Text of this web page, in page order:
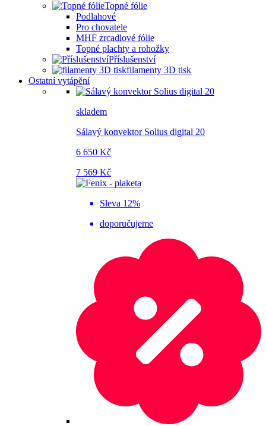
Topné fólie
Podlahové
Pro chovatele
MHF zrcadlové fólie
Topné plachty a rohožky
Příslušenství
filamenty 3D tisk
Ostatní vytápění
skladem
Sálavý konvektor Solius digital 20
6 650 Kč
7 569 Kč
Sleva 12%
doporučujeme